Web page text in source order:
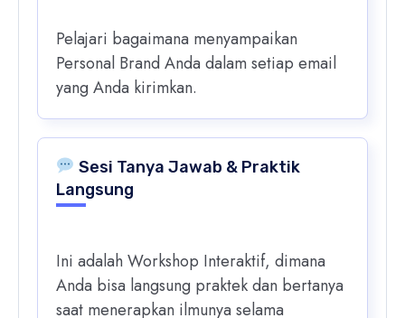
Pelajari bagaimana menyampaikan
Personal Brand Anda dalam setiap email
yang Anda kirimkan.
Sesi Tanya Jawab & Praktik
Langsung
Ini adalah Workshop Interaktif, dimana
Anda bisa langsung praktek dan bertanya
saat menerapkan ilmunya selama